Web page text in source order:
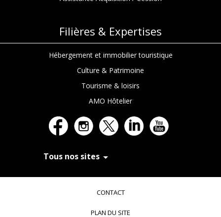
Filières & Expertises
Hébergement et immobilier touristique
Culture & Patrimoine
Tourisme & loisirs
AMO Hôtelier
Tous nos sites
In Extenso Tourisme, Culture & Hôtellerie
CONTACT
PLAN DU SITE